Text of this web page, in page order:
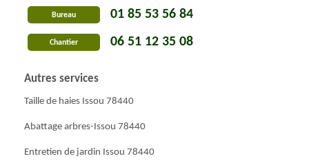
Bureau 01 85 53 56 84
Chantier 06 51 12 35 08
Autres services
Taille de haies Issou 78440
Abattage arbres-Issou 78440
Entretien de jardin Issou 78440